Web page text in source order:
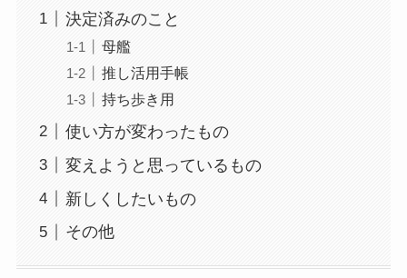
決定済みのこと
母艦
推し活用手帳
持ち歩き用
使い方が変わったもの
変えようと思っているもの
新しくしたいもの
その他